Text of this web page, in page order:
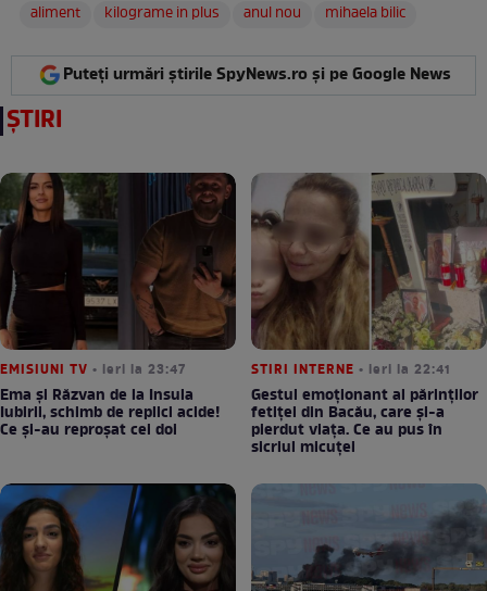
aliment
kilograme in plus anul nou mihaela bilic
Puteți urmări știrile SpyNews.ro și pe Google News
ȘTIRI
EMISIUNI TV • ieri la 23:47
Ema și Răzvan de la Insula
Iubirii, schimb de replici acide!
Ce și-au reproșat cei doi
STIRI INTERNE • ieri la 22:41
Gestul emoționant al părinților
fetiței din Bacău, care și-a
pierdut viața. Ce au pus în
sicriul micuței